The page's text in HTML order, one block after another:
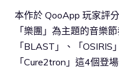
本作於 QooApp 玩家評
「樂團」為主題的音樂
「BLAST」、「OSIRIS
「Cure2tron」這4個登